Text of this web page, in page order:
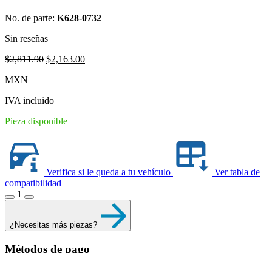
No. de parte: K628-0732
Sin reseñas
$2,811.90 Original
$2,163.00Current
MXN
IVA incluido
Pieza disponible
Verifica si le queda a tu vehículo
Ver tabla de
compatibilidad
1
¿Necesitas más piezas?
Métodos de pago